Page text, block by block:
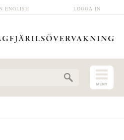
LOGGA IN
ENGLISH